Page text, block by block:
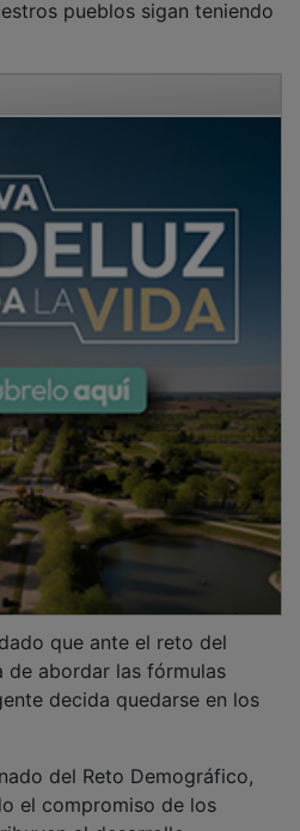
de abordar las fórmulas
decida quedarse en los
el compromiso de los
al desarrollo